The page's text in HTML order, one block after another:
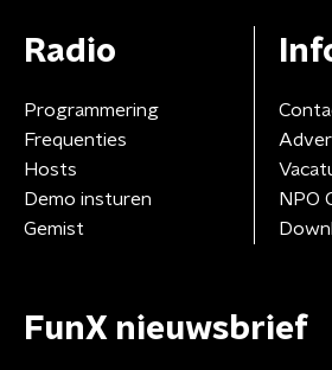
Radio
Programmering
Frequenties
Hosts
Demo insturen
Gemist
NPO
FunX nieuwsbrief